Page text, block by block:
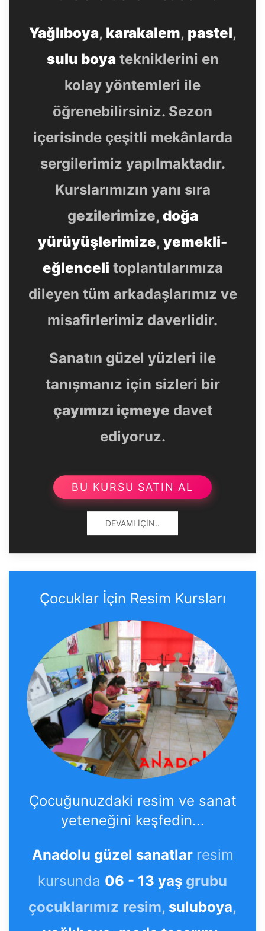
Yağlıboya, karakalem, pastel,
sulu boyatekniklerini en
kolay yöntemleri ile
öğrenebilirsiniz. Sezon
içerisinde çeşitli mekânlarda
sergilerimiz yapılmaktadır.
Kurslarımızın yanı sıra
gezilerimize, doğa
yürüyüşlerimize, yemekli-
eğlenceli toplantılarımıza
dileyen tüm arkadaşlarımız ve
misafirlerimiz daverlidir.
Sanatın güzel yüzleri ile
tanışmanız için sizleri bir
çayımızı içmeye davet
ediyoruz.
BU KURSU SATIN AL
DEVAMI İÇIN..
Çocuklar İçin Resim Kursları
Çocuğunuzdaki resim ve sanat
yeteneğini keşfedin...
Anadolu güzel sanatlar resim
kursunda 06 - 13 yaş grubu
çocuklarımız resim, suluboya,